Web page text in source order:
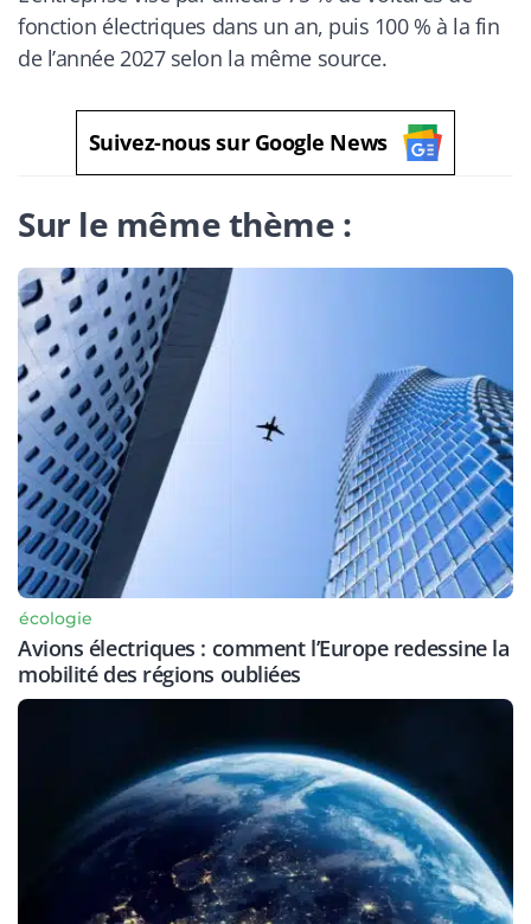
fonction électriques dans un an, puis 100 % à la fin
de l’année 2027 selon la même source.
Suivez-nous sur Google News
Sur le même thème :
écologie
Avions électriques : comment l’Europe redessine la
mobilité des régions oubliées